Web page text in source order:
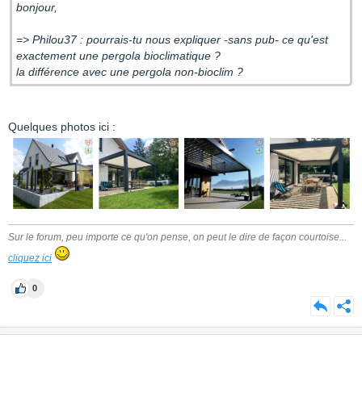
bonjour,
=> Philou37 : pourrais-tu nous expliquer -sans pub- ce qu'est
exactement une pergola bioclimatique ?
la différence avec une pergola non-bioclim ?
Quelques photos ici :
Sur le forum, peu importe ce qu'on pense, on peut le dire de façon courtoise...
cliquez ici
0